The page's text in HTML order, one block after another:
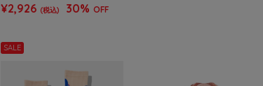
¥2,926 (税込) 30% OFF
SALE